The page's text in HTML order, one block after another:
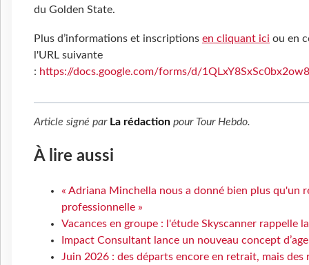
du Golden State.
Plus d’informations et inscriptions en cliquant ici ou en
l'URL suivante
: https://docs.google.com/forms/d/
Article signé par La rédaction pour Tour Hebdo.
À lire aussi
« Adriana Minchella nous a donné bien plus qu'un
professionnelle »
Vacances en groupe : l'étude Skyscanner rappelle
Impact Consultant lance un nouveau concept
Juin 2026 : des départs encore en retrait, mais